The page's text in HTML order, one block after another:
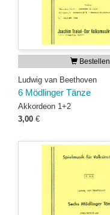
Bestellen
Ludwig van Beethoven
6 Mödlinger Tänze
Akkordeon 1+2
3,00 €